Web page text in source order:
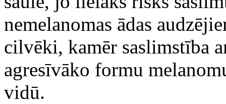
nemelanomas ādas
cilvēki, kamēr saslimstība
agresīvāko formu
vidū.